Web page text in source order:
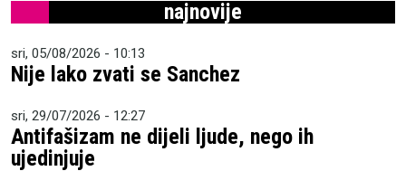
najnovije
sri, 05/08/2026 - 10:13
Nije lako zvati se Sanchez
sri, 29/07/2026 - 12:27
Antifašizam ne dijeli ljude, nego ih
ujedinjuje